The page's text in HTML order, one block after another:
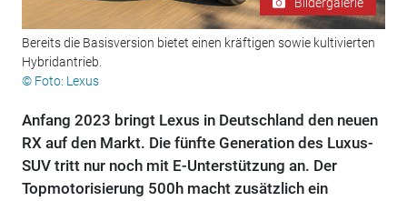
Bereits die Basisversion bietet einen kräftigen sowie kultivierten
Hybridantrieb.
© Foto: Lexus
Anfang 2023 bringt Lexus in Deutschland den neuen
RX auf den Markt. Die fünfte Generation des Luxus-
SUV tritt nur noch mit E-Unterstützung an. Der
Topmotorisierung 500h macht zusätzlich ein